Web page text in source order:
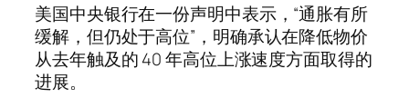
美国中央银行在一份声明中表示，“通胀有所
缓解，但仍处于高位”，明确承认在降低物价
从去年触及的 40 年高位上涨速度方面取得的
进展。